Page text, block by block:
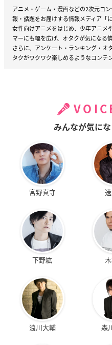
アニメ・ゲーム・漫画などの2次元コ
報・話題をお届けする情報メディア「
女性向けアニメをはじめ、少年アニメ
マーにも幅を広げ、オタクが気になる
さらに、アンケート・ランキング・オ
タクがワクワク楽しめるようなコンテ
みんなが気に
宮野真守
下野紘
浪川大輔 森